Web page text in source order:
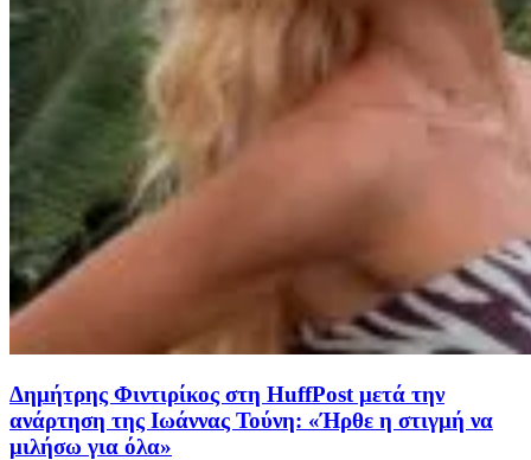
Δημήτρης Φιντιρίκος στη HuffPost μετά την
ανάρτηση της Ιωάννας Τούνη: «Ήρθε η στιγμή να
μιλήσω για όλα»